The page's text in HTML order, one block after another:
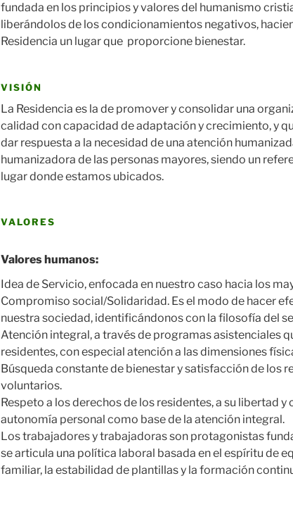
fundada en los principios y valores del humanismo
liberándolos de los condicionamientos negativos,
Residencia un lugar que proporcione bienestar.
VISIÓN
La Residencia es la de promover y consolidar una
calidad con capacidad de adaptación y crecimiento, y
dar respuesta a la necesidad de una atención
humanizadora de las personas mayores, siendo un
lugar donde estamos ubicados.
VALORES
Valores humanos:
Idea de Servicio, enfocada en nuestro caso hacia los
Compromiso social/Solidaridad. Es el modo de hacer
nuestra sociedad, identificándonos con la filosofía del
Atención integral, a través de programas asistenciales
residentes, con especial atención a las dimensiones
Búsqueda constante de bienestar y satisfacción de los
voluntarios.
Respeto a los derechos de los residentes, a su libertad
autonomía personal como base de la atención integral.
Los trabajadores y trabajadoras son protagonistas
se articula una política laboral basada en el espíritu de
familiar, la estabilidad de plantillas y la formación